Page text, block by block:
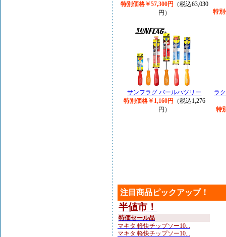
特別価格￥57,300円
（税込63,030
円）
特別
サンフラグ バールハツリー
特別価格￥1,160円
（税込1,276
円）
ラ
特
注目商品ピックアップ！
半値市！
特価セール品
マキタ 軽快チップソー10...
マキタ 軽快チップソー10...